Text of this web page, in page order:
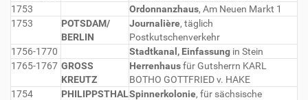
1753
Ordonnanzhaus, Am Neuen Markt 1
1753
POTSDAM/
BERLIN
Journalière, täglich
Postkutschenverkehr
1756-1770
Stadtkanal, Einfassung in Stein
1765-1767 GROSS
KREUTZ
Herrenhausfür Gutsherrn KARL
BOTHO GOTTFRIED v. HAKE
1754
PHILIPPSTHALSpinnerkolonie, für sächsische